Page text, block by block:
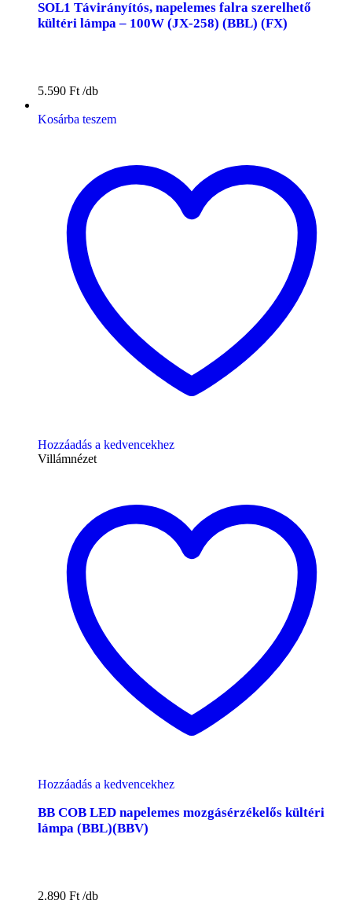
SOL1 Távirányítós, napelemes falra szerelhető
kültéri lámpa – 100W (JX-258) (BBL) (FX)
5.590 Ft
Kosárba teszem
Hozzáadás a kedvencekhez
Villámnézet
Hozzáadás a kedvencekhez
BB COB LED napelemes mozgásérzékelős kültéri
lámpa (BBL)(BBV)
2.890 Ft